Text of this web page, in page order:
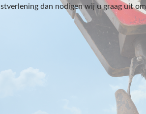
dan nodigen wij u graag uit om